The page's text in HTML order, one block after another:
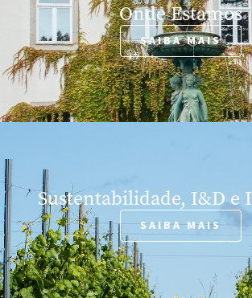
Onde Estamos
SAIBA MAIS
Sustentabilidade, I&D e
SAIBA MAIS